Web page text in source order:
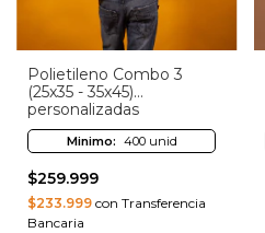
Polietileno Combo 3
(25x35 - 35x45)
personalizadas
Minimo: 400 unid
$259.999
$233.999 con Transferencia
Bancaria